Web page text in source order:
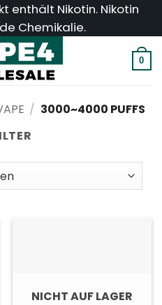
enthält Nikotin. Nikotin
Chemikalie.
0
/ 3000~4000 PUFFS
NICHT AUF LAGER